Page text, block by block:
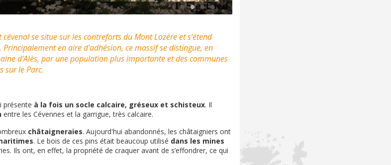
se situe sur les contreforts du Mont Lozère et s’étend
Principalement en aire d'adhésion, ce massif se distingue, en
d'Alès, par une population plus importante et des communes
sur le Parc.
présente à la fois un socle calcaire, gréseux et schisteux. Il
entre les Cévennes et la garrigue, très calcaire.
châtaigneraies. Aujourd'hui abandonnés, les châtaigniers ont
. Le bois de ces pins était beaucoup utilisé dans les mines
Ils ont, en effet, la propriété de craquer avant de s’effondrer, ce qui